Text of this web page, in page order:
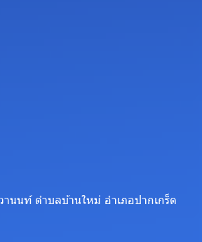
นนท์ ตำบลบ้านใหม่ อำเภอปากเกร็ด